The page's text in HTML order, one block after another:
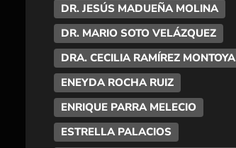
DR. JESÚS MADUEÑA MOLINA
DR. MARIO SOTO VELÁZQUEZ
DRA. CECILIA RAMÍREZ MONTOYA
ENEYDA ROCHA RUIZ
ENRIQUE PARRA MELECIO
ESTRELLA PALACIOS